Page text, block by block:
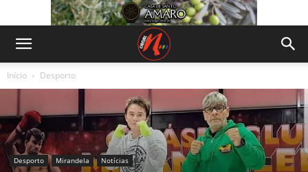
Início Desporto
Desporto Mirandela Notícias